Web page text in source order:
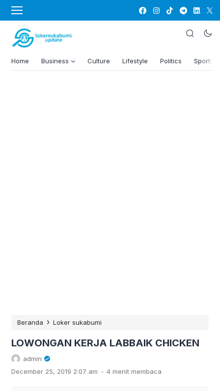
Home Business Culture Lifestyle Politics Sports
Beranda › Loker sukabumi
LOWONGAN KERJA LABBAIK CHICKEN
admin
December 25, 2019 2:07 am . 4 menit membaca